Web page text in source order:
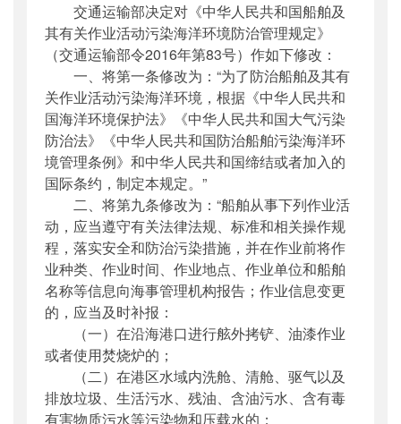
交通运输部决定对《中华人民共和国船舶及
其有关作业活动污染海洋环境防治管理规定》
（交通运输部令2016年第83号）作如下修改：
一、将第一条修改为：“为了防治船舶及其有
关作业活动污染海洋环境，根据《中华人民共和
国海洋环境保护法》《中华人民共和国大气污染
防治法》《中华人民共和国防治船舶污染海洋环
境管理条例》和中华人民共和国缔结或者加入的
国际条约，制定本规定。”
二、将第九条修改为：“船舶从事下列作业活
动，应当遵守有关法律法规、标准和相关操作规
程，落实安全和防治污染措施，并在作业前将作
业种类、作业时间、作业地点、作业单位和船舶
名称等信息向海事管理机构报告；作业信息变更
的，应当及时补报：
（一）在沿海港口进行舷外拷铲、油漆作业
或者使用焚烧炉的；
（二）在港区水域内洗舱、清舱、驱气以及
排放垃圾、生活污水、残油、含油污水、含有毒
有害物质污水等污染物和压载水的；